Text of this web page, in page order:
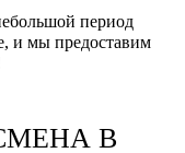
период
и мы предоставим
В